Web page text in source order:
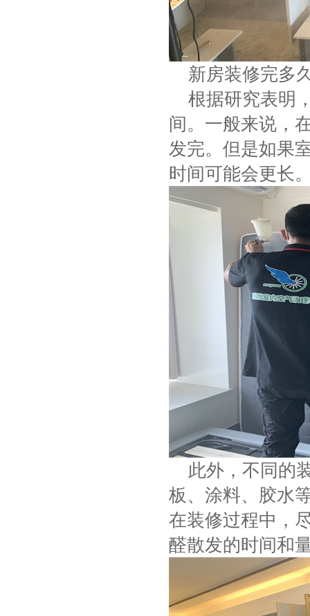
新房装修完多
根据研究表明
间。一般来说，
发完。但是如果
时间可能会更长
此外，不同的
板、涂料、胶水
在装修过程中，
醛散发的时间和